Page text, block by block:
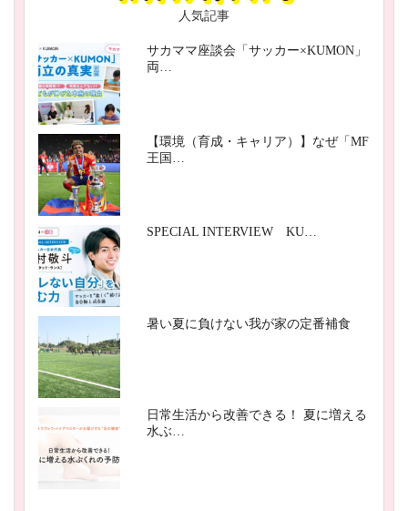
人気記事
サカママ座談会「サッカー×KUMON」
両…
【環境（育成・キャリア）】なぜ「MF
王国…
SPECIAL INTERVIEW KU…
暑い夏に負けない我が家の定番補食
日常生活から改善できる！ 夏に増える
水ぶ…